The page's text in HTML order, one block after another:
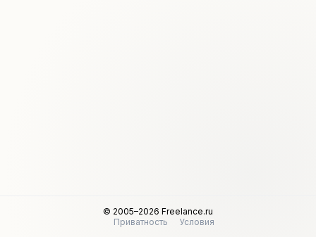
© 2005–2026 Freelance.ru
Приватность
Условия